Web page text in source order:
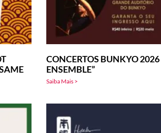
CONCERTOS BUNKYO 2026
ENSEMBLE”
Saiba Mais >